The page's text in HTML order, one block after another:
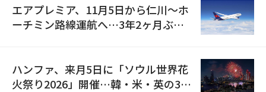
エアプレミア、11月5日から仁川〜ホ
ーチミン路線運航へ…3年2ヶ月ぶり
ハンファ、来月5日に「ソウル世界花
火祭り2026」開催…韓・米・英の3カ